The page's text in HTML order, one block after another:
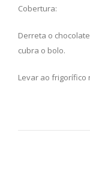
Cobertura:
Derreta o
cubra o bolo.
Levar ao frigorífico